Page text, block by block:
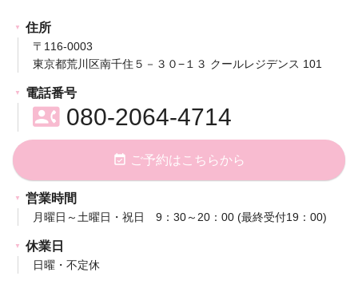
住所
〒116-0003
東京都荒川区南千住５－３０−１３ クールレジデンス 101
電話番号
contact_phone080-2064-4714
event_available ご予約はこちらから
営業時間
月曜日～土曜日・祝日 9：30～20：00 (最終受付19：00)
休業日
日曜・不定休